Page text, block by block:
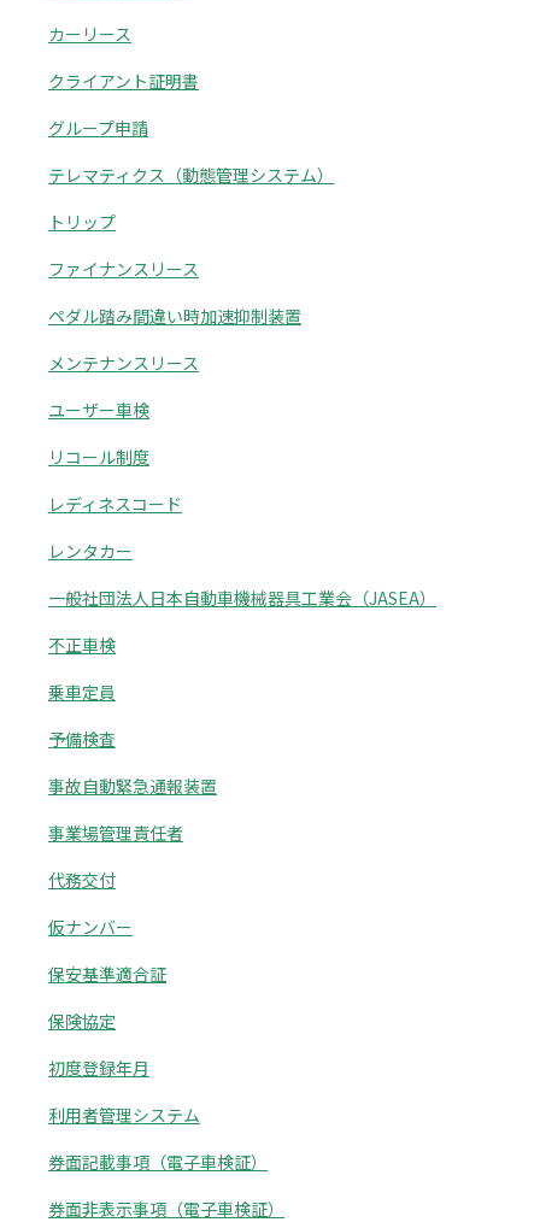
カーリース
クライアント証明書
グループ申請
テレマティクス（動態管理システム）
トリップ
ファイナンスリース
ペダル踏み間違い時加速抑制装置
メンテナンスリース
ユーザー車検
リコール制度
レディネスコード
レンタカー
一般社団法人日本自動車機械器具工業会（JASEA）
不正車検
乗車定員
予備検査
事故自動緊急通報装置
事業場管理責任者
代務交付
仮ナンバー
保安基準適合証
保険協定
初度登録年月
利用者管理システム
券面記載事項（電子車検証）
券面非表示事項（電子車検証）